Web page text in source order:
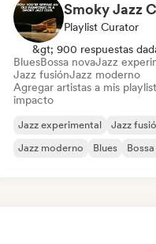
Playlist Curator
&gt; 900 respuestas
BluesBossa novaJazz
Jazz fusiónJazz moderno
Agregar artistas a mis
impacto
Jazz experimental
Jazz
Jazz moderno
Blues